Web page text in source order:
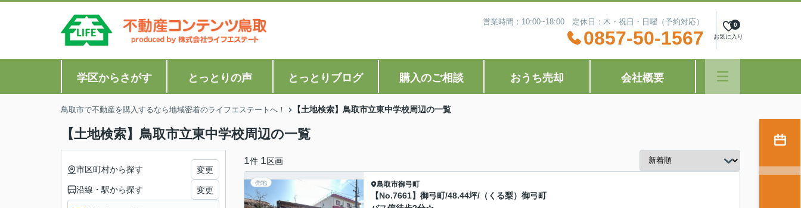
営業時間：10:00~18:00 定休日：木・祝日・日曜（予約対応）
0857-50-1567 お気に入り
0
学区からさがす とっとりの声 とっとりブログ 購入のご相談 おうち売却 会社概要
鳥取市で不動産を購入するなら地域密着のライフエステートへ！ 【土地検索】鳥取市立東中学校周辺の一覧
【土地検索】鳥取市立東中学校周辺の一覧
1件 1区画
売地 鳥取市御弓町
【No.7661】御弓町/48.44坪/（くる梨）御弓町
市区町村から探す 変更
沿線・駅から探す 変更